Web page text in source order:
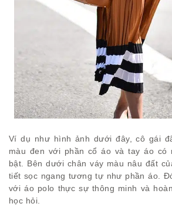
Ví dụ như hình ảnh dưới đây, cô gái
màu đen với phần cổ áo và tay áo có
bật. Bên dưới chân váy màu nâu đất
tiết sọc ngang tương tự như phần áo.
với áo polo thực sự thông minh và
học hỏi.